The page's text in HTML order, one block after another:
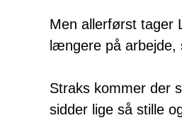
Men allerførst tager
længere på arbejde,
Straks kommer der
sidder lige så stille